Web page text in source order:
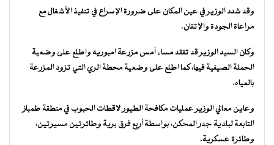
وقد شدد الوزير في عين المكان على ضرورة الإسراع في تنفيذ الأشغال مع
مراعاة الجودة والإتقان.
وكان السيد الوزير قد تفقد مساء أمس مزرعة امبوريه واطلع على وضعية
الحملة الصيفية فيها، كما اطلع على وضعية محطة الري التي تزود المزرعة
بالمياه.
وعاين معالي الوزير عمليات مكافحة الطيور لاقطات الحبوب في منطقة طمباز
التابعة لبلدية جدر المحكن، بواسطة أربع فرق برية وطائرتين مسيرتين،
وطائرة عسكرية.